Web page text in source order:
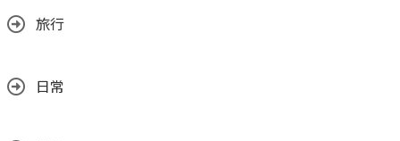
旅行
日常